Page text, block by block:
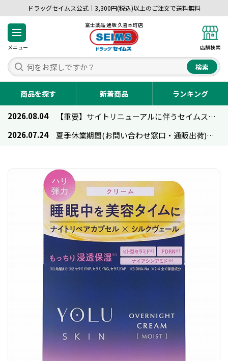
ドラッグセイムス公式｜3,300円(税込)以上のご注文で送料無料
メニュー
富士薬品 通販 久喜本町店
店舗検索
検索
商品を探す 新着商品 ランキング
2026.08.04
【重要】サイトリニューアルに伴うセイムス通販のご利用について
2026.07.24
夏季休業期間(お問い合わせ窓口・通販出荷)のお知らせ